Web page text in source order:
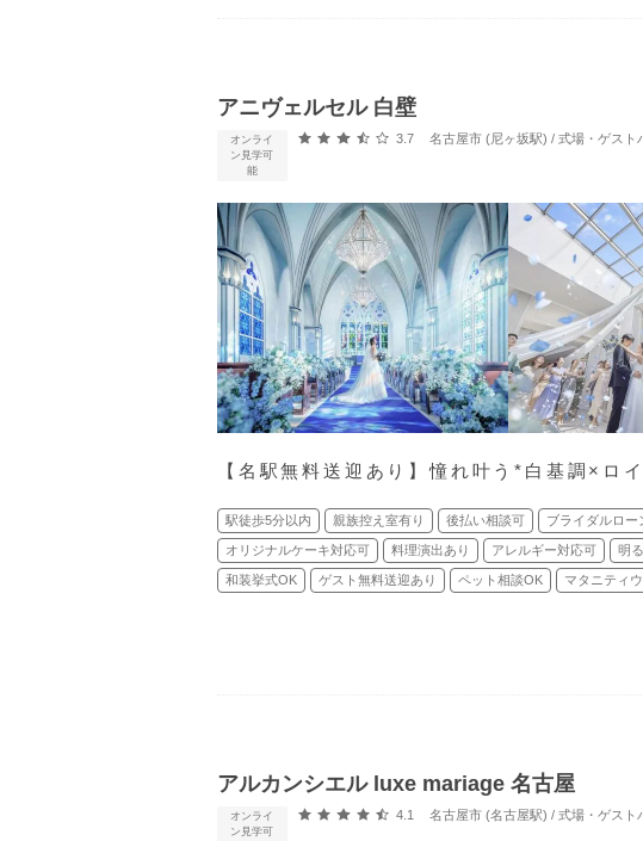
アニヴェルセル 白壁
オンライ
ン見学可
能
口コミ評価
3.7 名古屋市 (尼ヶ坂駅) / 式場・ゲスト
【名駅無料送迎あり】憧れ叶う*白基調×ロ
駅徒歩5分以内 親族控え室有り 後払い相談可 ブライダルロー
オリジナルケーキ対応可 料理演出あり アレルギー対応可 明
和装挙式OK ゲスト無料送迎あり ペット相談OK マタニティ
アルカンシエル luxe mariage 名古屋
オンライ
ン見学可
口コミ評価
4.1 名古屋市 (名古屋駅) / 式場・ゲスト